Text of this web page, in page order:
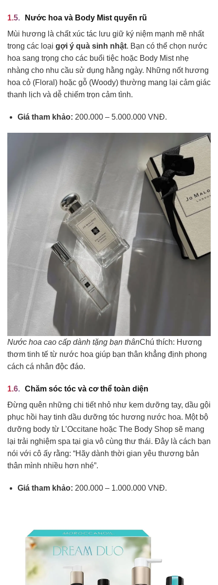
Nước hoa và Body Mist quyến rũ
Mùi hương là chất xúc tác lưu giữ ký niệm mạnh mẽ nhất
trong các loại gợi ý quà sinh nhật. Bạn có thể chọn nước
hoa sang trọng cho các buổi tiệc hoặc Body Mist nhẹ
nhàng cho nhu cầu sử dụng hằng ngày. Những nốt hương
hoa cỏ (Floral) hoặc gỗ (Woody) thường mang lại cảm giác
thanh lịch và dễ chiếm trọn cảm tình.
Giá tham khảo: 200.000 – 5.000.000 VNĐ.
Nước hoa cao cấp dành tặng bạn thânChú thích: Hương
thơm tinh tế từ nước hoa giúp bạn thân khẳng định phong
cách cá nhân độc đáo.
Chăm sóc tóc và cơ thể toàn diện
Đừng quên những chi tiết nhỏ như kem dưỡng tay, dầu gội
phục hồi hay tinh dầu dưỡng tóc hương nước hoa. Một bộ
dưỡng body từ L’Occitane hoặc The Body Shop sẽ mang
lại trải nghiệm spa tại gia vô cùng thư thái. Đây là cách bạn
nói với cô ấy rằng: “Hãy dành thời gian yêu thương bản
thân mình nhiều hơn nhé”.
Giá tham khảo: 200.000 – 1.000.000 VNĐ.